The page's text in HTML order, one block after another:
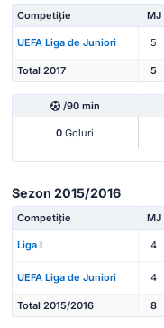
Competiție MJ
UEFA Liga de Juniori 5
Total 2017 5
/90 min
0 Goluri
Sezon 2015/2016
Competiție MJ
Liga I 4
UEFA Liga de Juniori 4
Total 2015/2016 8